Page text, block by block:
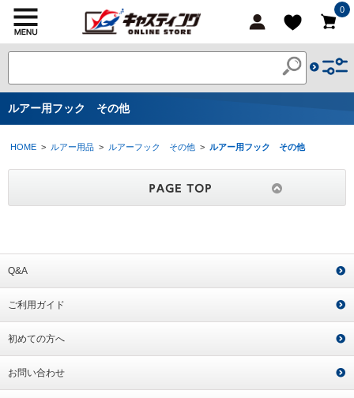
0
ルアー用フック その他
HOME > ルアー用品 > ルアーフック その他 > ルアー用フック その他
Q&A
ご利用ガイド
初めての方へ
お問い合わせ